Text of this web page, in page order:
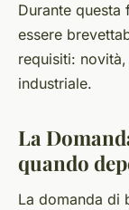
Durante
essere
requisiti:
industriale.
La
quando
La domanda di